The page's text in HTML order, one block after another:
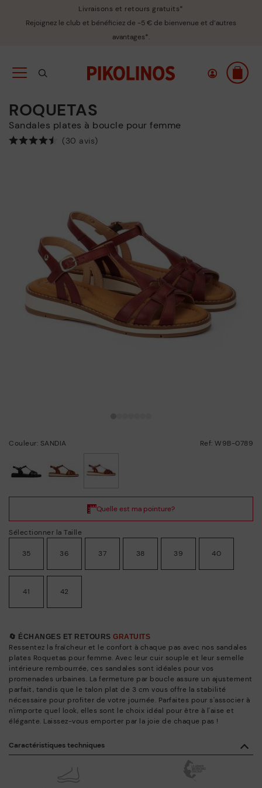
Livraisons et retours gratuits*
Rejoignez le club et bénéficiez de -5 € de bienvenue et d’autres
avantages*.
ROQUETAS
Sandales plates à boucle pour femme
(30 avis)
Couleur: SANDIA Ref: W9B-0789
Sélectionner la Taille
35 36 37 38 39 40
41 42
🔄 ÉCHANGES ET RETOURS GRATUITS
Ressentez la fraîcheur et le confort à chaque pas avec nos sandales
plates Roquetas pour femme. Avec leur cuir souple et leur semelle
intérieure rembourrée, ces sandales sont idéales pour vos
promenades urbaines. La fermeture par boucle assure un ajustement
parfait, tandis que le talon plat de 3 cm vous offre la stabilité
nécessaire pour profiter de votre journée. Parfaites pour s'associer à
n'importe quel look, elles sont le choix idéal pour être à l'aise et
élégante. Laissez-vous emporter par la joie de chaque pas !
Caractéristiques techniques